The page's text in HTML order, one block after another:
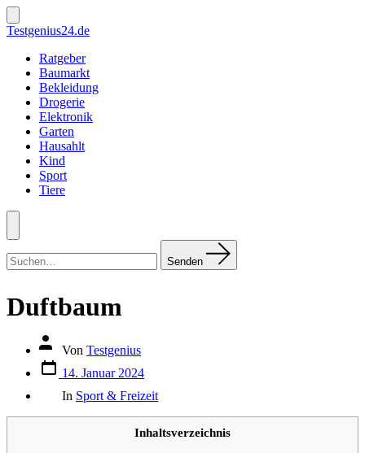
Zum
Inhalt
springen
Suche
ein-/ausblenden
Testgenius24.de
Ratgeber
Baumarkt
Bekleidung
Drogerie
Elektronik
Garten
Hausahlt
Kind
Sport
Tiere
Menü
nach:
Senden
Duftbaum
Autor
Beitrags
Von Testgenius
Datum
des
Beitrags
14. Januar 2024
In Sport & Freizeit
Inhaltsverzeichnis